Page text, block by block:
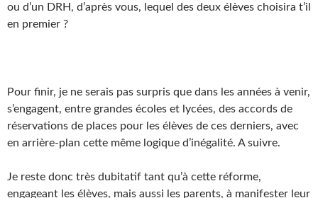
ou d’un DRH, d’après vous, lequel des deux élèves choisira t’il
en premier ?
Pour finir, je ne serais pas surpris que dans les années à venir,
s’engagent, entre grandes écoles et lycées, des accords de
réservations de places pour les élèves de ces derniers, avec
en arrière-plan cette même logique d’inégalité. A suivre.
Je reste donc très dubitatif tant qu’à cette réforme,
engageant les élèves, mais aussi les parents, à manifester leur